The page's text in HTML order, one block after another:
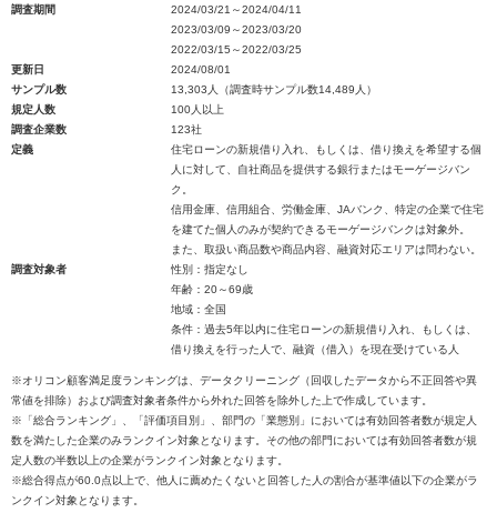
調査期間
2024/03/21～2024/04/11
2023/03/09～2023/03/20
2022/03/15～2022/03/25
更新日
2024/08/01
サンプル数
13,303人（調査時サンプル数14,489人）
規定人数
100人以上
調査企業数
123社
定義
住宅ローンの新規借り入れ、もしくは、借り換えを希望する個
人に対して、自社商品を提供する銀行またはモーゲージバン
ク。
信用金庫、信用組合、労働金庫、JAバンク、特定の企業で住宅
を建てた個人のみが契約できるモーゲージバンクは対象外。
また、取扱い商品数や商品内容、融資対応エリアは問わない。
調査対象者
性別：指定なし
年齢：20～69歳
地域：全国
条件：過去5年以内に住宅ローンの新規借り入れ、もしくは、
借り換えを行った人で、融資（借入）を現在受けている人
※オリコン顧客満足度ランキングは、データクリーニング（回収したデータから不正回答や異
常値を排除）および調査対象者条件から外れた回答を除外した上で作成しています。
※「総合ランキング」、「評価項目別」、部門の「業態別」においては有効回答者数が規定人
数を満たした企業のみランクイン対象となります。その他の部門においては有効回答者数が規
定人数の半数以上の企業がランクイン対象となります。
※総合得点が60.0点以上で、他人に薦めたくないと回答した人の割合が基準値以下の企業がラ
ンクイン対象となります。